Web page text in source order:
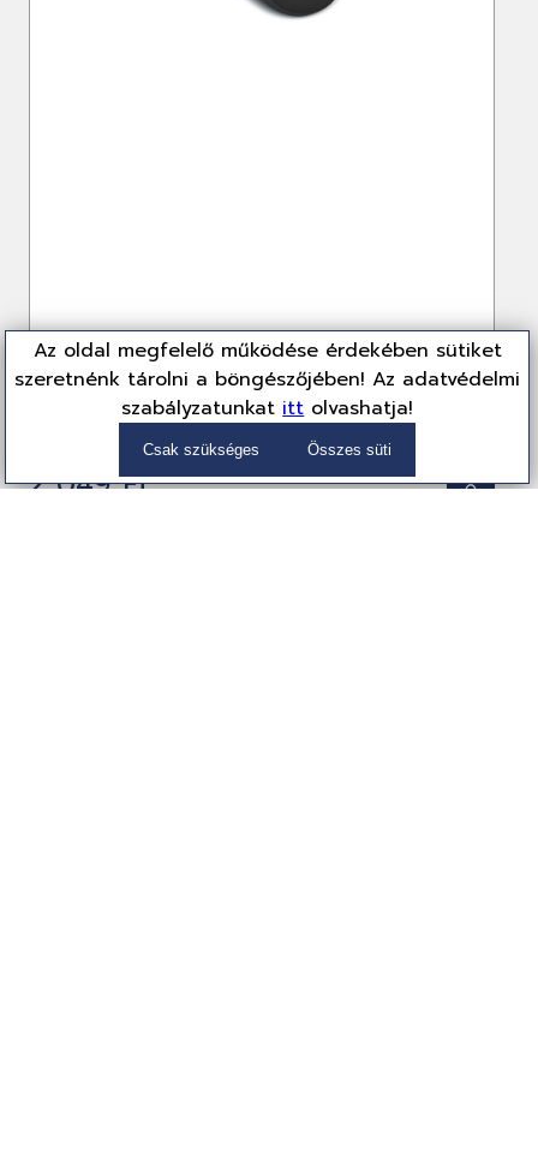
Az oldal megfelelő működése érdekében sütiket
szeretnénk tárolni a böngészőjében! Az adatvédelmi
szabályzatunkatittolvashatja!
Csak szükséges Összes süti
Genius DX-120 Black
31010105106
2 049 Ft